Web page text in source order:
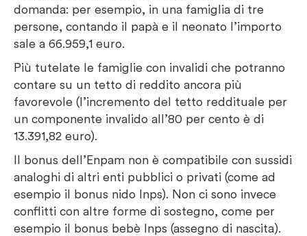
domanda: per esempio, in una famiglia di tre
persone, contando il papà e il neonato l’importo
sale a 66.959,1 euro.
Più tutelate le famiglie con invalidi che potranno
contare su un tetto di reddito ancora più
favorevole (l’incremento del tetto reddituale per
un componente invalido all’80 per cento è di
13.391,82 euro).
Il bonus dell’Enpam non è compatibile con sussidi
analoghi di altri enti pubblici o privati (come ad
esempio il bonus nido Inps). Non ci sono invece
conflitti con altre forme di sostegno, come per
esempio il bonus bebè Inps (assegno di nascita).